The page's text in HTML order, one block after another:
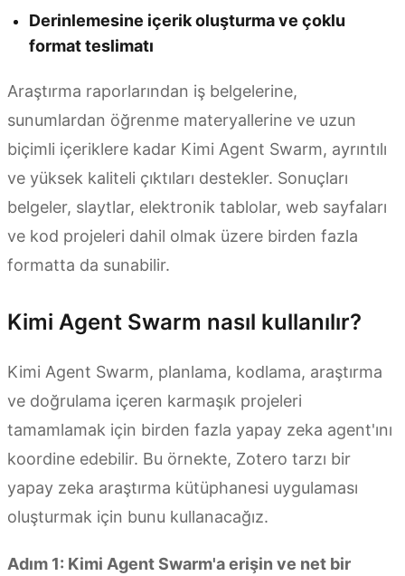
Derinlemesine içerik oluşturma ve çoklu
format teslimatı
Araştırma raporlarından iş belgelerine,
sunumlardan öğrenme materyallerine ve uzun
biçimli içeriklere kadar Kimi Agent Swarm, ayrıntılı
ve yüksek kaliteli çıktıları destekler. Sonuçları
belgeler, slaytlar, elektronik tablolar, web sayfaları
ve kod projeleri dahil olmak üzere birden fazla
formatta da sunabilir.
Kimi Agent Swarm nasıl kullanılır?
Kimi Agent Swarm, planlama, kodlama, araştırma
ve doğrulama içeren karmaşık projeleri
tamamlamak için birden fazla yapay zeka agent'ını
koordine edebilir. Bu örnekte, Zotero tarzı bir
yapay zeka araştırma kütüphanesi uygulaması
oluşturmak için bunu kullanacağız.
Adım 1: Kimi Agent Swarm'a erişin ve net bir